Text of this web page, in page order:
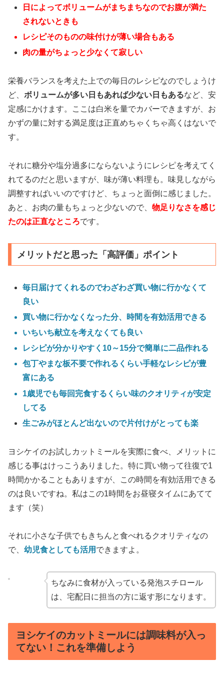
日によってボリュームがまちまちなのでお腹が満た
されないときも
レシピそのものの味付けが薄い場合もある
肉の量がちょっと少なくて寂しい
栄養バランスを考えた上での毎日のレシピなのでしょうけ
ど、 ボリュームが多い日もあれば少ない日もあるなど、安
定感にかけます。ここは白米を量でカバーできますが、お
かずの量に対する満足度は正直めちゃくちゃ高くはないで
す。
それに糖分や塩分過多にならないようにレシピを考えてく
れてるのだと思いますが、味が薄い料理も。味見しながら
調整すればいいのですけど、ちょっと面倒に感じました。
あと、お肉の量もちょっと少ないので、 物足りなさを感じ
たのは正直なところです。
メリットだと思った「高評価」ポイント
毎日届けてくれるのでわざわざ買い物に行かなくて
良い
買い物に行かなくなった分、時間を有効活用できる
いちいち献立を考えなくても良い
レシピが分かりやすく10～15分で簡単に二品作れる
包丁やまな板不要で作れるくらい手軽なレシピが豊
富にある
1歳児でも毎回完食するくらい味のクオリティが安定
してる
生ごみがほとんど出ないので片付けがとっても楽
ヨシケイのお試しカットミールを実際に食べ、メリットに
感じる事はけっこうありました。特に買い物って往復で1
時間かかることもありますが、この時間を有効活用できる
のは良いですね。私はこの1時間をお昼寝タイムにあてて
ます（笑）
それに小さな子供でもきちんと食べれるクオリティなの
で、 幼児食としても活用 できますよ。
ちなみに食材が入っている発泡スチロール
は、宅配日に担当の方に返す形になります。
ヨシケイのカットミールには調味料が入っ
てない！これを準備しよう